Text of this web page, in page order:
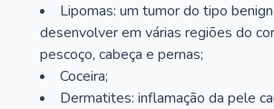
Lipomas: um tumor do tipo
desenvolver em várias regiões do
pescoço, cabeça e pernas;
Coceira;
Dermatites: inflamação da pele